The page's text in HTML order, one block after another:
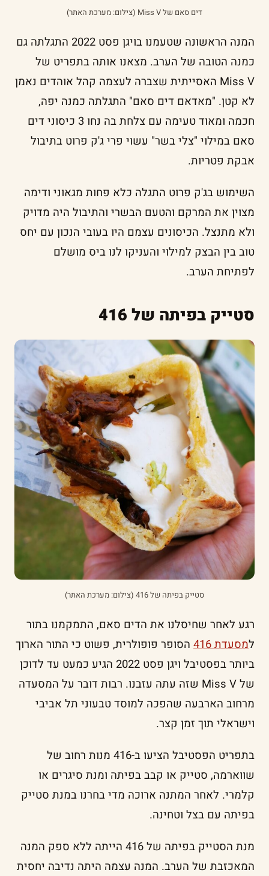
דים סאם של Miss V (צילום: מערכת האתר)
המנה הראשונה שטעמנו בויגן פסט 2022 התגלתה גם
כמנה הטובה של הערב. מצאנו אותה בתפריט של
Miss V האסייתית שצברה לעצמה קהל אוהדים נאמן
לא קטן. "מאדאם דים סאם" התגלתה כמנה יפה,
חכמה ומאוד טעימה עם צלחת בה נחו 3 כיסוני דים
סאם במילוי "צלי בשר" עשוי פרי ג'ק פרוט בתיבול
אבקת פטריות.
השימוש בג'ק פרוט התגלה כלא פחות מגאוני ודימה
מצוין את המרקם והטעם הבשרי והתיבול היה מדויק
ולא מתנצל. הכיסונים עצמם היו בעובי הנכון עם יחס
טוב בין הבצק למילוי והעניקו לנו ביס מושלם
לפתיחת הערב.
סטייק בפיתה של 416
סטייק בפיתה של 416 (צילום: מערכת האתר)
רגע לאחר שחיסלנו את הדים סאם, התמקמנו בתור
למסעדת 416
הסופר פופולרית, פשוט כי התור הארוך
ביותר בפסטיבל ויגן פסט 2022 הגיע כמעט עד לדוכן
של Miss V שזה עתה עזבנו. רבות דובר על המסעדה
מרחוב הארבעה שהפכה למוסד טבעוני תל אביבי
וישראלי תוך זמן קצר.
בתפריט הפסטיבל הציעו ב-416 מנות רחוב של
שווארמה, סטייק או קבב בפיתה ומנת סיגרים או
קלמרי. לאחר המתנה ארוכה מדי בחרנו במנת סטייק
בפיתה עם בצל וטחינה.
מנת הסטייק בפיתה של 416 הייתה ללא ספק המנה
המאכזבת של הערב. המנה עצמה היתה נדיבה יחסית